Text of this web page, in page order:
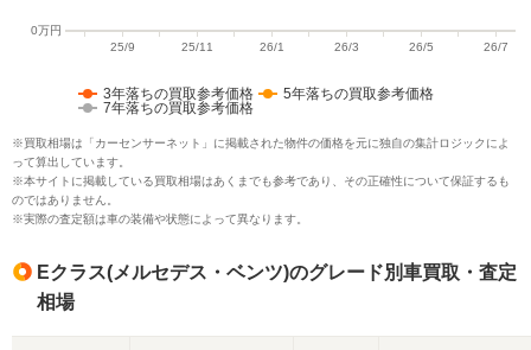
3年落ちの買取参考価格
5年落ちの買取参考価格
7年落ちの買取参考価格
※買取相場は「カーセンサーネット」に掲載された物件の価格を元に独自の集計ロジックによ
って算出しています。
※本サイトに掲載している買取相場はあくまでも参考であり、その正確性について保証するも
のではありません。
※実際の査定額は車の装備や状態によって異なります。
Eクラス(メルセデス・ベンツ)のグレード別車買取・査定
相場